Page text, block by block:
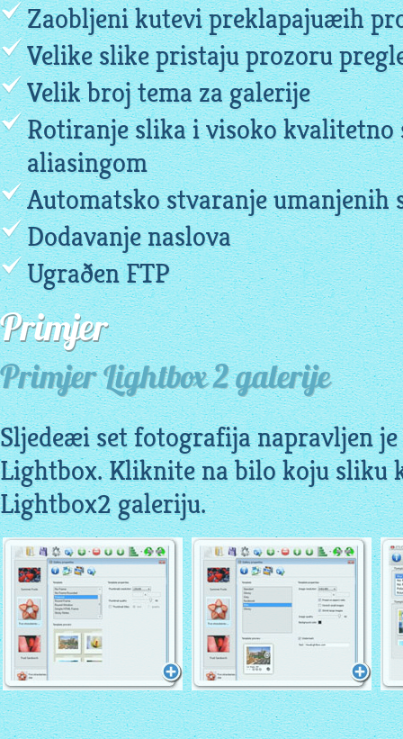
Zaobljeni kutevi preklapajuæih
Velike slike pristaju prozoru
Velik broj tema za galerije
Rotiranje slika i visoko
aliasingom
Automatsko stvaranje umanjenih
Dodavanje naslova
Ugraðen FTP
Primjer
Primjer Lightbox 2 galerije
Sljedeæi set fotografija napravljen
Lightbox. Kliknite na bilo koju sliku
Lightbox2 galeriju.